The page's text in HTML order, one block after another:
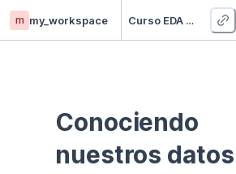
m my_workspace Curso EDA - Communication - Duplicate
Conociendo
nuestros